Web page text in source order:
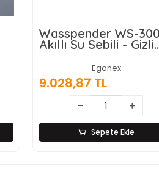
Wasspender WS-300
Akıllı Su Sebili - Gizli
Dokunmatik Ekran
Egonex
9.028,87 TL
Sepete Ekle